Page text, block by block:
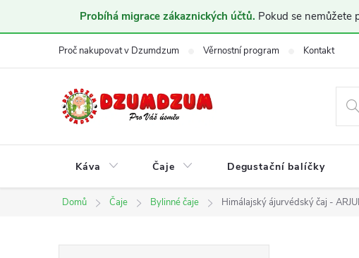
Probíhá migrace zákaznických účtů. Pokud se nemůžete
Proč nakupovat v Dzumdzum Věrnostní program Kontakt
Káva Čaje Degustační balíčky
Domů Čaje Bylinné čaje Himálajský ájurvédský čaj -